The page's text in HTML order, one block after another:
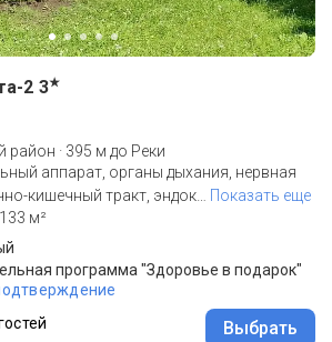
2 3★
район · 395 м до Реки
аппарат, органы дыхания, нервная
кишечный тракт, эндок
Показать еще
м²
программа "Здоровье в подарок"
Выбрать